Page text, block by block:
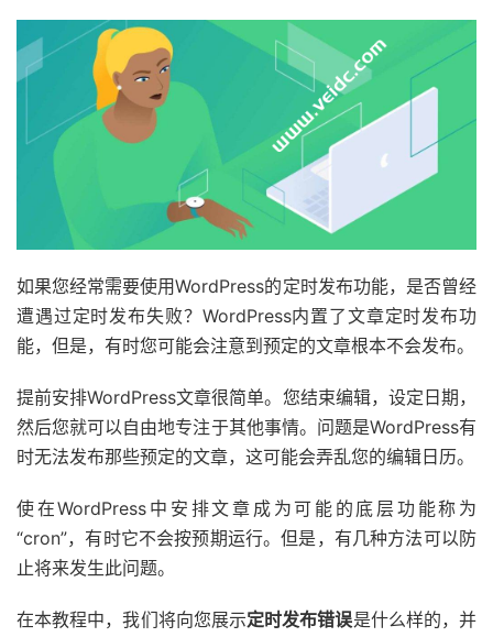
如果您经常需要使用WordPress的定时发布功能，是否曾经
遭遇过定时发布失败？WordPress内置了文章定时发布功
能，但是，有时您可能会注意到预定的文章根本不会发布。
提前安排WordPress文章很简单。您结束编辑，设定日期，
然后您就可以自由地专注于其他事情。问题是WordPress有
时无法发布那些预定的文章，这可能会弄乱您的编辑日历。
使在WordPress中安排文章成为可能的底层功能称为
“cron”，有时它不会按预期运行。但是，有几种方法可以防
止将来发生此问题。
在本教程中，我们将向您展示定时发布错误是什么样的，并